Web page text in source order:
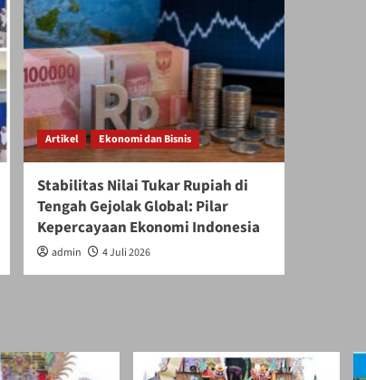
Artikel Ekonomi dan Bisnis
Stabilitas Nilai Tukar Rupiah di
Tengah Gejolak Global: Pilar
Kepercayaan Ekonomi Indonesia
admin 4 Juli 2026